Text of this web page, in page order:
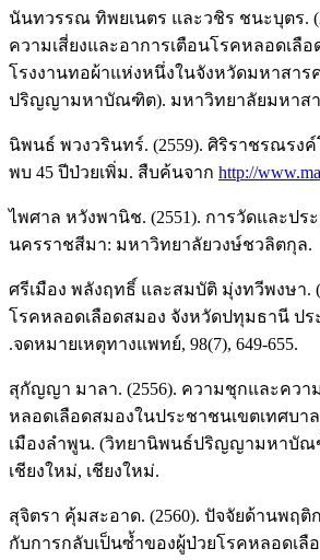
นันทวรรณ ทิพยเนตร และวชิร ชนะบุตร.
ความเสี่ยงและอาการเตือนโรคหลอดเลื
โรงงานทอผ้าแห่งหนึ่งในจังหวัดมหาสาร
ปริญญามหาบัณฑิต). มหาวิทยาลัยมหาส
นิพนธ์ พวงวรินทร์. (2559). ศิริราชรณรง
พบ 45 ปีป่วยเพิ่ม. สืบค้นจาก http://
ไพศาล หวังพานิช. (2551). การวัดและปร
นครราชสีมา: มหาวิทยาลัยวงษ์ชวลิตกุล.
ศรีเมือง พลังฤทธิ์ และสมบัติ มุ่งทวีพงษา.
โรคหลอดเลือดสมอง จังหวัดปทุมธานี ปร
.จดหมายเหตุทางแพทย์, 98(7), 649-655.
สุกัญญา มาลา. (2556). ความชุกและควา
หลอดเลือดสมองในประชาชนเขตเทศบา
เมืองลำพูน. (วิทยานิพนธ์ปริญญามหาบัณ
เชียงใหม่, เชียงใหม่.
สุจิตรา คุ้มสะอาด. (2560). ปัจจัยด้านพฤ
กับการกลับเป็นซ้ำของผู้ป่วยโรคหลอดเลื